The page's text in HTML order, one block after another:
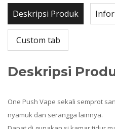
Deskripsi Produk
Custom tab
Deskripsi
One Push Vape sekali semprot
nyamuk dan serangga lainnya.